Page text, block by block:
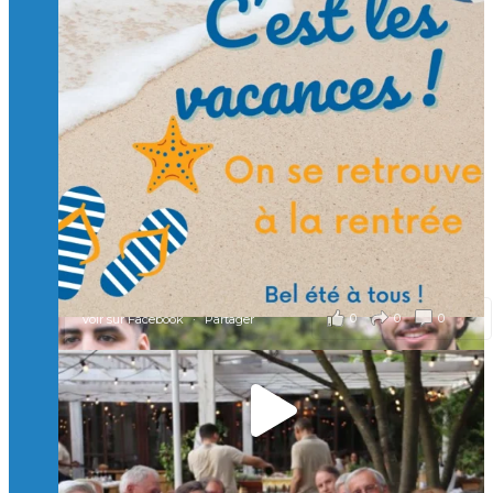
Charger plus Suivre sur Instagram
🙏 Soutenez l’Isep via la taxe d’apprentissage 2026
et contribuons ensemble à former les générations
d’ingénieurs de demain. 🙏
Merci à tous !
🎯 Taxe d’apprentissage 2026 : avec l'Isep, investissez pour
un numérique au service de l'humain !
À l’Isep, nous formons des ingénieurs, des bachelors, des
Mastères Spécialisés, qui allient excellence technologique et
valeurs humaines, au cœur de notre pro
...Voir plus
il y a 2 mois
0 0 0
Voir sur Facebook · Partager
🚀Afterwork à Genève 🚀
🥳 Le 22 avril dernier, 14 Alumni vivant / travaillant
en Suisse ont partagé un moment convivial de
retrouvailles et d'échanges !